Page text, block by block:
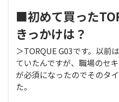
■初めて買った
きっかけは？
＞TORQUE G03です。以前
ていたんですが、職場のセ
が必須になったのでそのタ
た。